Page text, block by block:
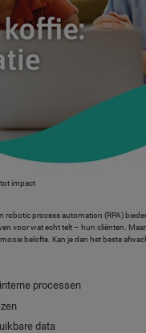
tot impact
robotic process automation (RPA)
voor wat echt telt – hun cliënten.
belofte. Kan je dan het beste
processen
data